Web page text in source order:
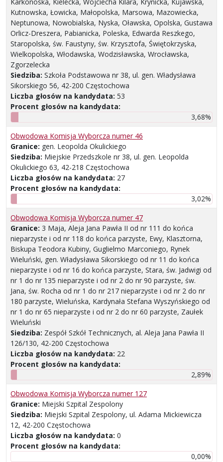
Kutnowska, Łowicka, Małopolska, Marsowa, Mazowiecka,
Neptunowa, Nowobialska, Nyska, Oławska, Opolska, Gustawa
Orlicz-Dreszera, Pabianicka, Poleska, Edwarda Reszkego,
Staropolska, św. Faustyny, św. Krzysztofa, Świętokrzyska,
Wielkopolska, Włodawska, Wodzisławska, Wrocławska,
Zgorzelecka
Siedziba: Szkoła Podstawowa nr 38, ul. gen. Władysława
Sikorskiego 56, 42-200 Częstochowa
Liczba głosów na kandydata: 53
Procent głosów na kandydata:
3,68%
Obwodowa Komisja Wyborcza numer 46
Granice: gen. Leopolda Okulickiego
Siedziba: Miejskie Przedszkole nr 38, ul. gen. Leopolda
Okulickiego 63, 42-218 Częstochowa
Liczba głosów na kandydata: 27
Procent głosów na kandydata:
3,02%
Obwodowa Komisja Wyborcza numer 47
Granice: 3 Maja, Aleja Jana Pawła II od nr 111 do końca
nieparzyste i od nr 118 do końca parzyste, Ewy, Klasztorna,
Biskupa Teodora Kubiny, Guglielmo Marconiego, Rynek
Wieluński, gen. Władysława Sikorskiego od nr 11 do końca
nieparzyste i od nr 16 do końca parzyste, Stara, św. Jadwigi od
nr 1 do nr 135 nieparzyste i od nr 2 do nr 90 parzyste, św.
Jana, św. Rocha od nr 1 do nr 217 nieparzyste i od nr 2 do nr
180 parzyste, Wieluńska, Kardynała Stefana Wyszyńskiego od
nr 1 do nr 65 nieparzyste i od nr 2 do nr 60 parzyste, Zaułek
Wieluński
Siedziba: Zespół Szkół Technicznych, al. Aleja Jana Pawła II
126/130, 42-200 Częstochowa
Liczba głosów na kandydata: 22
Procent głosów na kandydata:
2,89%
Obwodowa Komisja Wyborcza numer 127
Granice: Miejski Szpital Zespolony
Siedziba: Miejski Szpital Zespolony, ul. Adama Mickiewicza
12, 42-200 Częstochowa
Liczba głosów na kandydata: 0
Procent głosów na kandydata:
0,00%